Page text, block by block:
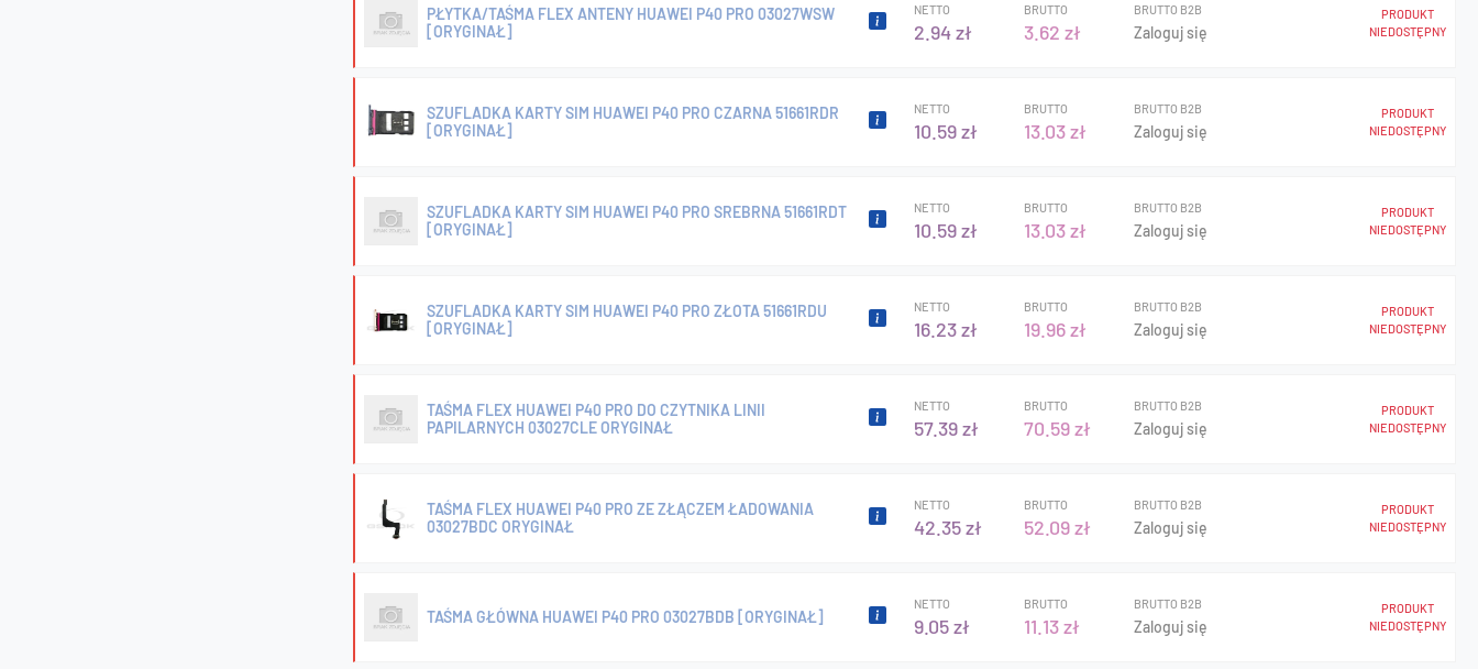
PŁYTKA/TAŚMA FLEX ANTENY HUAWEI P40 PRO 03027WSW
[ORYGINAŁ]
NETTO
2.94 zł
BRUTTO
3.62 zł
BRUTTO B2B
Zaloguj się
PRODUKT
NIEDOSTĘPNY
SZUFLADKA KARTY SIM HUAWEI P40 PRO CZARNA 51661RDR
[ORYGINAŁ]
NETTO
10.59 zł
BRUTTO
13.03 zł
BRUTTO B2B
Zaloguj się
PRODUKT
NIEDOSTĘPNY
SZUFLADKA KARTY SIM HUAWEI P40 PRO SREBRNA 51661RDT
[ORYGINAŁ]
NETTO
10.59 zł
BRUTTO
13.03 zł
BRUTTO B2B
Zaloguj się
PRODUKT
NIEDOSTĘPNY
SZUFLADKA KARTY SIM HUAWEI P40 PRO ZŁOTA 51661RDU
[ORYGINAŁ]
NETTO
16.23 zł
BRUTTO
19.96 zł
BRUTTO B2B
Zaloguj się
PRODUKT
NIEDOSTĘPNY
TAŚMA FLEX HUAWEI P40 PRO DO CZYTNIKA LINII
PAPILARNYCH 03027CLE ORYGINAŁ
NETTO
57.39 zł
BRUTTO
70.59 zł
BRUTTO B2B
Zaloguj się
PRODUKT
NIEDOSTĘPNY
TAŚMA FLEX HUAWEI P40 PRO ZE ZŁĄCZEM ŁADOWANIA
03027BDC ORYGINAŁ
NETTO
42.35 zł
BRUTTO
52.09 zł
BRUTTO B2B
Zaloguj się
PRODUKT
NIEDOSTĘPNY
TAŚMA GŁÓWNA HUAWEI P40 PRO 03027BDB [ORYGINAŁ]
NETTO
9.05 zł
BRUTTO
11.13 zł
BRUTTO B2B
Zaloguj się
PRODUKT
NIEDOSTĘPNY